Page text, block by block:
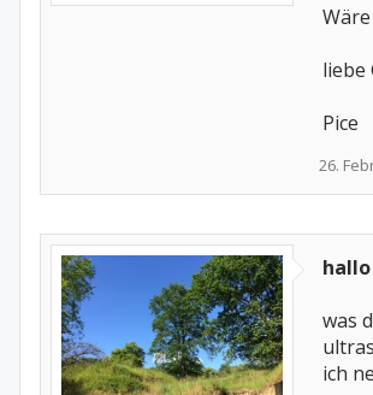
liebe
Pice
26.
was
ich